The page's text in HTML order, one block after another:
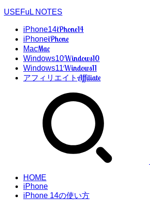
USEFuL NOTES
iPhone14iPhone14
iPhoneiPhone
MacMac
Windows10Windows10
Windows11Windows11
アフィリエイトAffiliate
HOME
iPhone
iPhone 14の使い方